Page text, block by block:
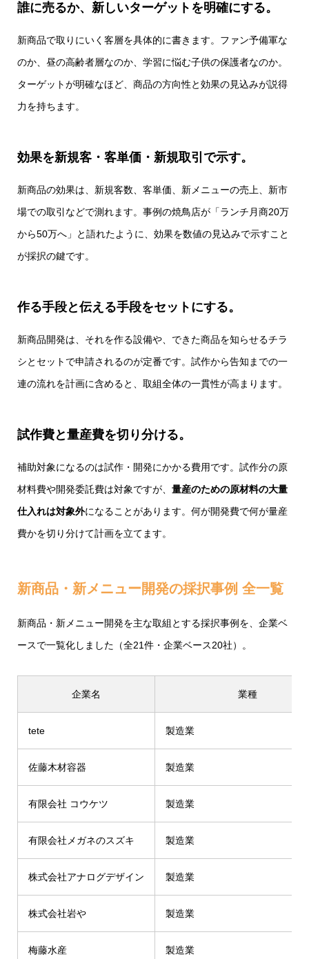
誰に売るか、新しいターゲットを明確にする。
新商品で取りにいく客層を具体的に書きます。ファン予備軍な
のか、昼の高齢者層なのか、学習に悩む子供の保護者なのか。
ターゲットが明確なほど、商品の方向性と効果の見込みが説得
力を持ちます。
効果を新規客・客単価・新規取引で示す。
新商品の効果は、新規客数、客単価、新メニューの売上、新市
場での取引などで測れます。事例の焼鳥店が「ランチ月商20万
から50万へ」と語れたように、効果を数値の見込みで示すこと
が採択の鍵です。
作る手段と伝える手段をセットにする。
新商品開発は、それを作る設備や、できた商品を知らせるチラ
シとセットで申請されるのが定番です。試作から告知までの一
連の流れを計画に含めると、取組全体の一貫性が高まります。
試作費と量産費を切り分ける。
補助対象になるのは試作・開発にかかる費用です。試作分の原
材料費や開発委託費は対象ですが、 量産のための原材料の大量
仕入れは対象外になることがあります。何が開発費で何が量産
費かを切り分けて計画を立てます。
新商品・新メニュー開発の採択事例 全一覧
新商品・新メニュー開発を主な取組とする採択事例を、企業ベ
ースで一覧化しました（全21件・企業ベース20社）。
企業名 業種
tete 製造業
佐藤木材容器 製造業
有限会社 コウケツ 製造業
有限会社メガネのスズキ 製造業
株式会社アナログデザイン 製造業
株式会社岩や 製造業
梅藤水産 製造業